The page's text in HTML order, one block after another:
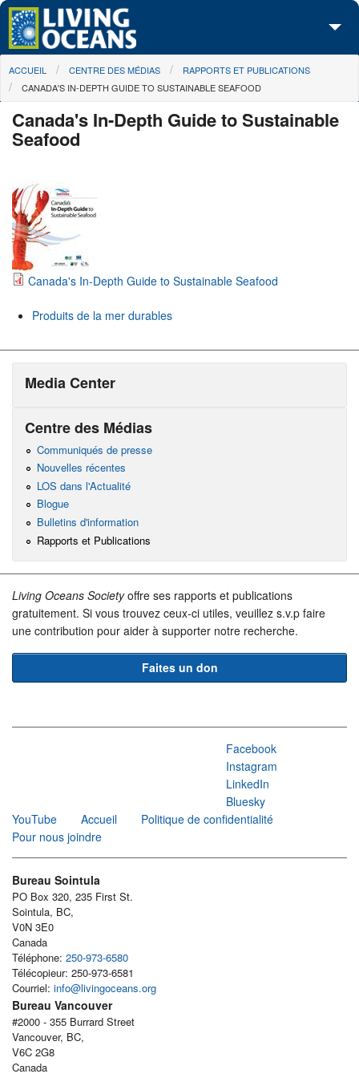
Skip to main content
À propos de nous
Centre des Médias
Les Cartes
Passez à l'action
You are here
ACCUEIL CENTRE DES MÉDIAS
RAPPORTS ET PUBLICATIONS
CANADA'S IN-DEPTH GUIDE TO SUSTAINABLE SEAFOOD
Canada's In-Depth Guide to Sustainable
Seafood
Canada's In-Depth Guide to Sustainable Seafood
Produits de la mer durables
Media Center
Centre des Médias
Communiqués de presse
Nouvelles récentes
LOS dans l'Actualité
Blogue
Bulletins d'information
Rapports et Publications
Living Oceans Societyoffre ses rapports et publications
gratuitement. Si vous trouvez ceux-ci utiles, veuillez s.v.p faire
une contribution pour aider à supporter notre recherche.
Faites un don
Facebook
Instagram
LinkedIn
Bluesky
YouTube
Accueil
Politique de confidentialité
Pour nous joindre
Bureau Sointula
PO Box 320, 235 First St.
Sointula, BC,
V0N 3E0
Canada
Téléphone: 250-973-6580
Télécopieur: 250-973-6581
Courriel: info@livingoceans.org
Bureau Vancouver
#2000 - 355 Burrard Street
Vancouver, BC,
V6C 2G8
Canada